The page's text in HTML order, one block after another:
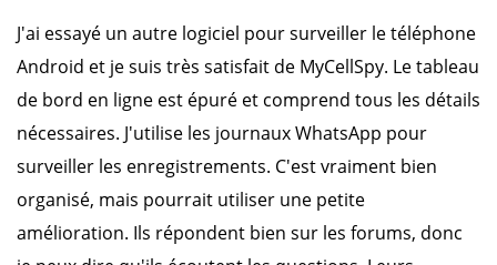
J'ai essayé un autre logiciel pour surveiller le téléphone
Android et je suis très satisfait de MyCellSpy. Le tableau
de bord en ligne est épuré et comprend tous les détails
nécessaires. J'utilise les journaux WhatsApp pour
surveiller les enregistrements. C'est vraiment bien
organisé, mais pourrait utiliser une petite
amélioration. Ils répondent bien sur les forums, donc